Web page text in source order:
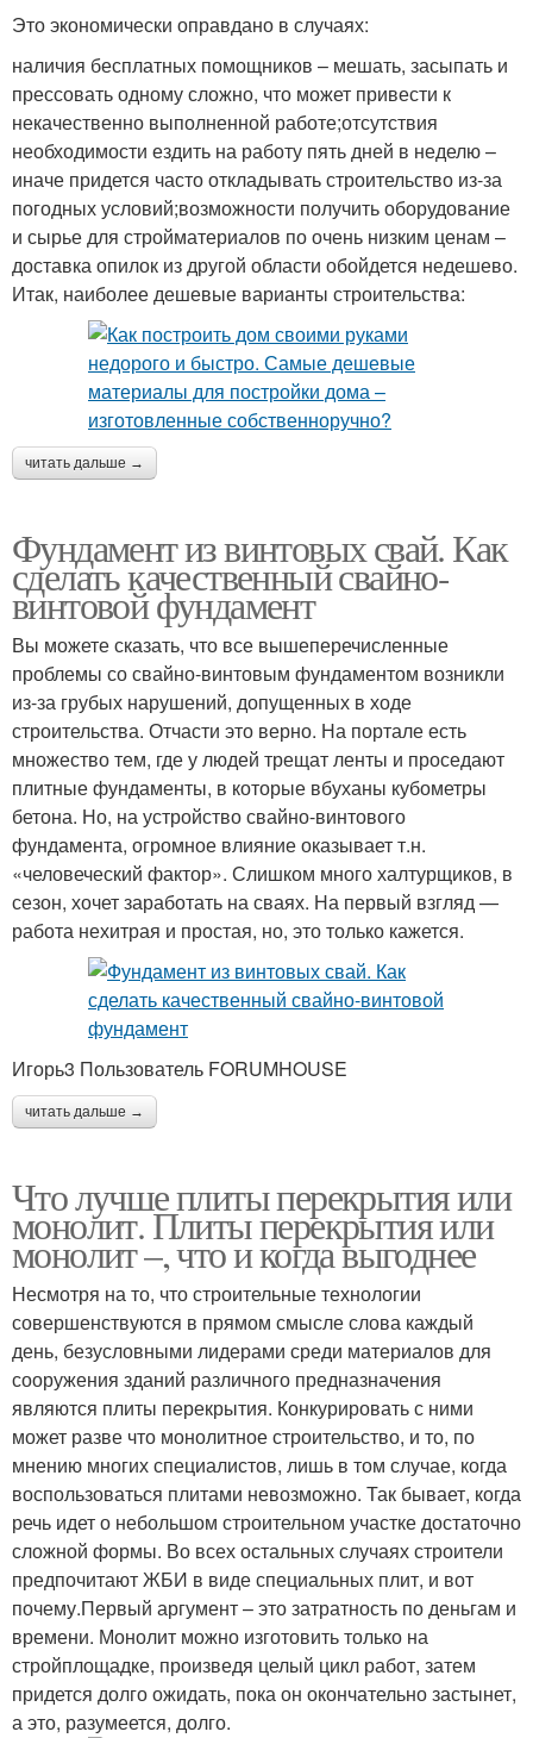
Это экономически оправдано в случаях:
наличия бесплатных помощников – мешать, засыпать и
прессовать одному сложно, что может привести к
некачественно выполненной работе;отсутствия
необходимости ездить на работу пять дней в неделю –
иначе придется часто откладывать строительство из-за
погодных условий;возможности получить оборудование
и сырье для стройматериалов по очень низким ценам –
доставка опилок из другой области обойдется недешево.
Итак, наиболее дешевые варианты строительства:
читать дальше →
Фундамент из винтовых свай. Как
сделать качественный свайно-
винтовой фундамент
Вы можете сказать, что все вышеперечисленные
проблемы со свайно-винтовым фундаментом возникли
из-за грубых нарушений, допущенных в ходе
строительства. Отчасти это верно. На портале есть
множество тем, где у людей трещат ленты и проседают
плитные фундаменты, в которые вбуханы кубометры
бетона. Но, на устройство свайно-винтового
фундамента, огромное влияние оказывает т.н.
«человеческий фактор». Слишком много халтурщиков, в
сезон, хочет заработать на сваях. На первый взгляд —
работа нехитрая и простая, но, это только кажется.
Игорь3 Пользователь FORUMHOUSE
читать дальше →
Что лучше плиты перекрытия или
монолит. Плиты перекрытия или
монолит –, что и когда выгоднее
Несмотря на то, что строительные технологии
совершенствуются в прямом смысле слова каждый
день, безусловными лидерами среди материалов для
сооружения зданий различного предназначения
являются плиты перекрытия. Конкурировать с ними
может разве что монолитное строительство, и то, по
мнению многих специалистов, лишь в том случае, когда
воспользоваться плитами невозможно. Так бывает, когда
речь идет о небольшом строительном участке достаточно
сложной формы. Во всех остальных случаях строители
предпочитают ЖБИ в виде специальных плит, и вот
почему.Первый аргумент – это затратность по деньгам и
времени. Монолит можно изготовить только на
стройплощадке, произведя целый цикл работ, затем
придется долго ожидать, пока он окончательно застынет,
а это, разумеется, долго.